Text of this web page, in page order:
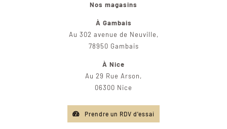
Nos magasins
À Gambais
Au 302 avenue de Neuville,
78950 Gambais
À Nice
Au 29 Rue Arson,
06300 Nice
Prendre un RDV d'essai